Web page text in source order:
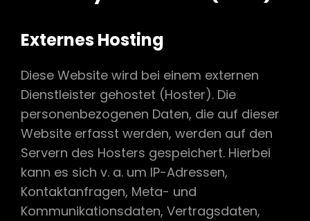
Externes Hosting
Diese Website wird bei einem externen
Dienstleister gehostet (Hoster). Die
personenbezogenen Daten, die auf dieser
Website erfasst werden, werden auf den
Servern des Hosters gespeichert. Hierbei
kann es sich v. a. um IP-Adressen,
Kontaktanfragen, Meta- und
Kommunikationsdaten, Vertragsdaten,